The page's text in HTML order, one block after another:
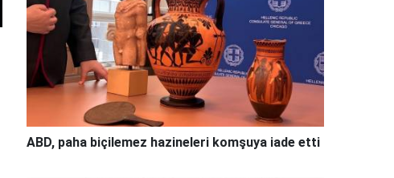
ABD, paha biçilemez hazineleri komşuya iade etti